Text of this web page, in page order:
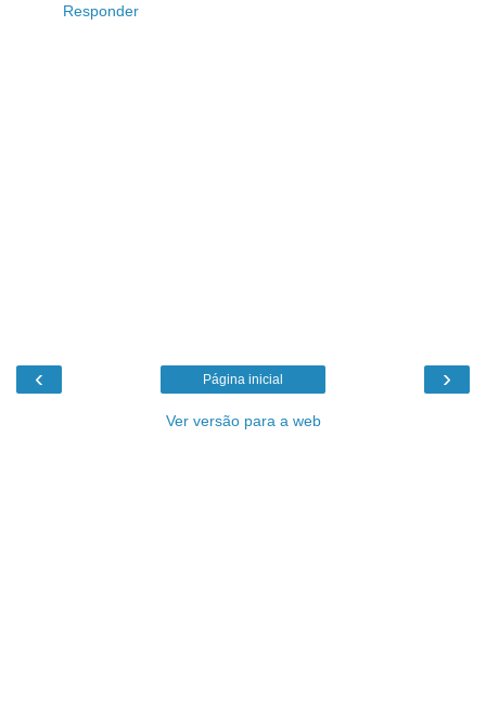
Responder
‹ ›
Página inicial
Ver versão para a web